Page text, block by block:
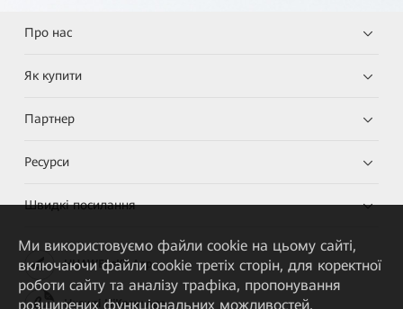
Про нас
Як купити
Партнер
Ресурси
Швидкі посилання
HUAWEI eKit App
Huawei HiKnow App
Ми використовуємо файли cookie на цьому сайті,
включаючи файли cookie третіх сторін, для коректної
роботи сайту та аналізу трафіка, пропонування
розширених функціональних можливостей,